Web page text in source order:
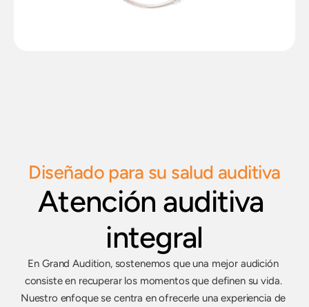
Diseñado para su salud auditiva
Atención auditiva
integral
En Grand Audition, sostenemos que una mejor audición
consiste en recuperar los momentos que definen su vida.
Nuestro enfoque se centra en ofrecerle una experiencia de